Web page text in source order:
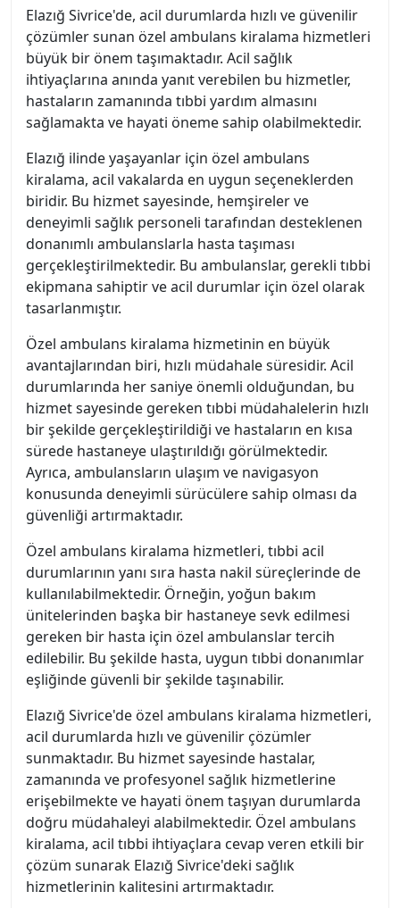
Elazığ Sivrice'de, acil durumlarda hızlı ve güvenilir
çözümler sunan özel ambulans kiralama hizmetleri
büyük bir önem taşımaktadır. Acil sağlık
ihtiyaçlarına anında yanıt verebilen bu hizmetler,
hastaların zamanında tıbbi yardım almasını
sağlamakta ve hayati öneme sahip olabilmektedir.
Elazığ ilinde yaşayanlar için özel ambulans
kiralama, acil vakalarda en uygun seçeneklerden
biridir. Bu hizmet sayesinde, hemşireler ve
deneyimli sağlık personeli tarafından desteklenen
donanımlı ambulanslarla hasta taşıması
gerçekleştirilmektedir. Bu ambulanslar, gerekli tıbbi
ekipmana sahiptir ve acil durumlar için özel olarak
tasarlanmıştır.
Özel ambulans kiralama hizmetinin en büyük
avantajlarından biri, hızlı müdahale süresidir. Acil
durumlarında her saniye önemli olduğundan, bu
hizmet sayesinde gereken tıbbi müdahalelerin hızlı
bir şekilde gerçekleştirildiği ve hastaların en kısa
sürede hastaneye ulaştırıldığı görülmektedir.
Ayrıca, ambulansların ulaşım ve navigasyon
konusunda deneyimli sürücülere sahip olması da
güvenliği artırmaktadır.
Özel ambulans kiralama hizmetleri, tıbbi acil
durumlarının yanı sıra hasta nakil süreçlerinde de
kullanılabilmektedir. Örneğin, yoğun bakım
ünitelerinden başka bir hastaneye sevk edilmesi
gereken bir hasta için özel ambulanslar tercih
edilebilir. Bu şekilde hasta, uygun tıbbi donanımlar
eşliğinde güvenli bir şekilde taşınabilir.
Elazığ Sivrice'de özel ambulans kiralama hizmetleri,
acil durumlarda hızlı ve güvenilir çözümler
sunmaktadır. Bu hizmet sayesinde hastalar,
zamanında ve profesyonel sağlık hizmetlerine
erişebilmekte ve hayati önem taşıyan durumlarda
doğru müdahaleyi alabilmektedir. Özel ambulans
kiralama, acil tıbbi ihtiyaçlara cevap veren etkili bir
çözüm sunarak Elazığ Sivrice'deki sağlık
hizmetlerinin kalitesini artırmaktadır.